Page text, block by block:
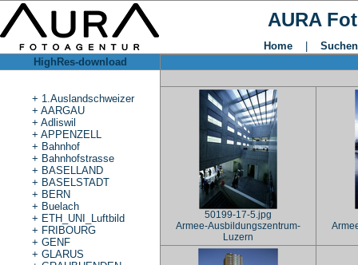
AURA
Home| Suchen
HighRes-download
+ 1.Auslandschweizer
+ AARGAU
+ Adliswil
+ APPENZELL
+ Bahnhof
+ Bahnhofstrasse
+ BASELLAND
+ BASELSTADT
+ BERN
+ Buelach
+ ETH_UNI_Luftbild
+ FRIBOURG
+ GENF
+ GLARUS
50199-17-5.jpg
Armee-Ausbildungszentrum-
Luzern